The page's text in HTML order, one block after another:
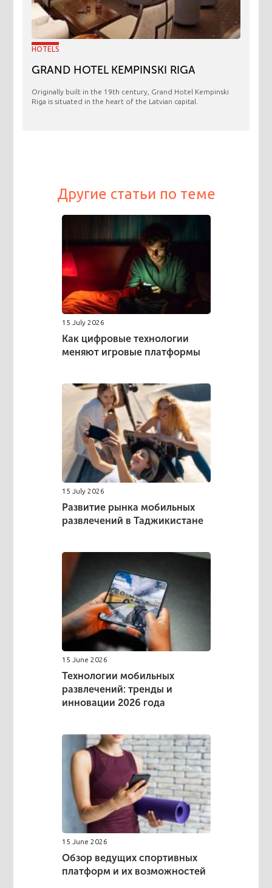
HOTELS
GRAND HOTEL KEMPINSKI RIGA
Originally built in the 19th century, Grand Hotel Kempinski
Riga is situated in the heart of the Latvian capital.
Другие статьи по теме
15 July 2026
Как цифровые технологии
меняют игровые платформы
15 July 2026
Развитие рынка мобильных
развлечений в Таджикистане
15 June 2026
Технологии мобильных
развлечений: тренды и
инновации 2026 года
15 June 2026
Обзор ведущих спортивных
платформ и их возможностей